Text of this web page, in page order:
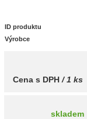
ID produktu
Výrobce
Cena s DPH / 1 ks
skladem